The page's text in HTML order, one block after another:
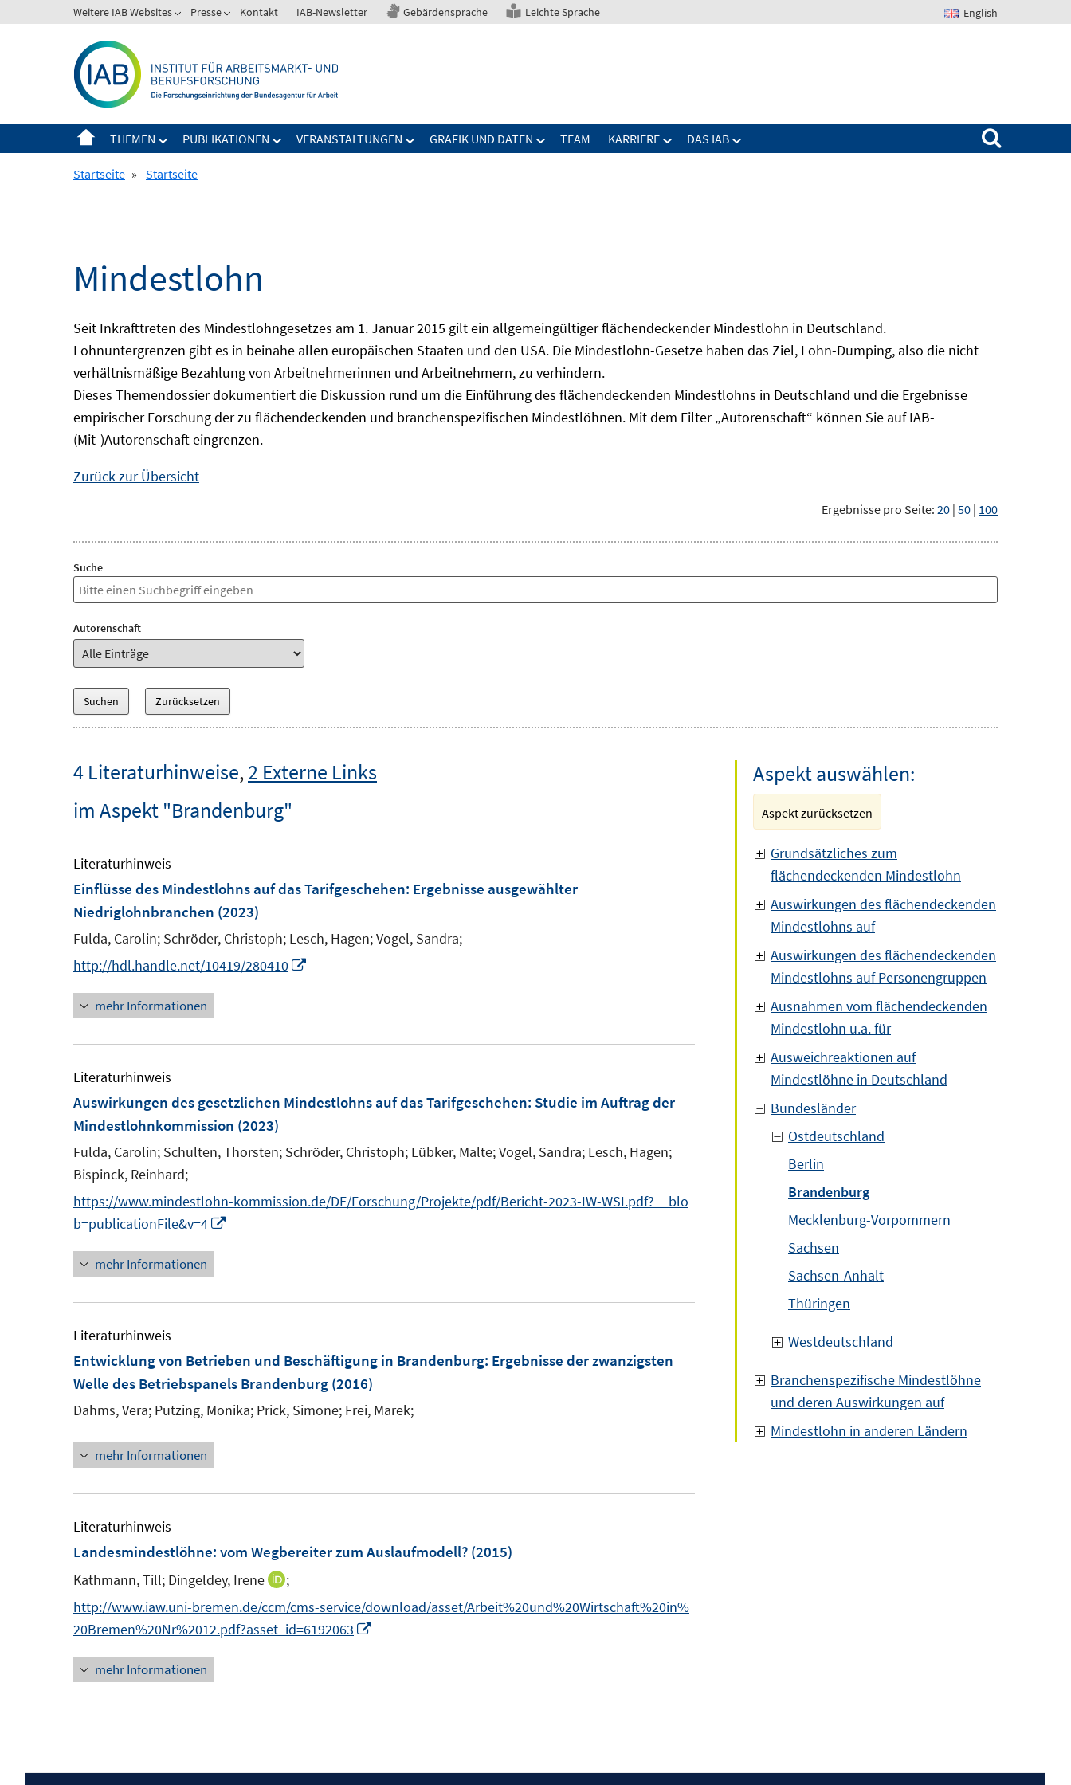
zum
Weitere IAB Websites Presse Kontakt IAB-Newsletter Gebärdensprache Leichte Sprache English
THEMEN PUBLIKATIONEN VERANSTALTUNGEN GRAFIK UND DATEN TEAM KARRIERE DAS IAB
Suchen nach:
Startseite » Startseite
Mindestlohn
Seit Inkrafttreten des Mindestlohngesetzes am 1. Januar 2015 gilt ein allgemeingültiger flächendeckender Mindestlohn in Deutschland.
Lohnuntergrenzen gibt es in beinahe allen europäischen Staaten und den USA. Die Mindestlohn-Gesetze haben das Ziel, Lohn-Dumping, also die nicht
verhältnismäßige Bezahlung von Arbeitnehmerinnen und Arbeitnehmern, zu verhindern.
Dieses Themendossier dokumentiert die Diskussion rund um die Einführung des flächendeckenden Mindestlohns in Deutschland und die Ergebnisse
empirischer Forschung der zu flächendeckenden und branchenspezifischen Mindestlöhnen. Mit dem Filter „Autorenschaft“ können Sie auf IAB-
(Mit-)Autorenschaft eingrenzen.
Zurück zur Übersicht
Ergebnisse pro Seite: 20 | 50 | 100
Suche
Autorenschaft
4 Literaturhinweise,2 Externe Links
im Aspekt "Brandenburg"
Literaturhinweis
Einflüsse des Mindestlohns auf das Tarifgeschehen: Ergebnisse ausgewählter
Niedriglohnbranchen (2023)
Fulda, Carolin; Schröder, Christoph; Lesch, Hagen;Vogel, Sandra;
http://hdl.handle.net/10419/280410
m
t
f
e
n
mehr Informationen
Literaturhinweis
Auswirkungen des gesetzlichen Mindestlohns auf das Tarifgeschehen: Studie im Auftrag der
Mindestlohnkommission (2023)
Fulda, Carolin; Schulten, Thorsten; Schröder, Christoph; Lübker, Malte;Vogel, Sandra; Lesch, Hagen;
Bispinck, Reinhard;
https://www.mindestlohn-kommission.de/DE/Forschung/Projekte/pdf/Bericht-2023-IW-WSI.pdf?__blo
b=publicationFile&v=4
m
F
e
f
f
n
e
mehr Informationen
Literaturhinweis
Entwicklung von Betrieben und Beschäftigung in Brandenburg: Ergebnisse der zwanzigsten
Welle des Betriebspanels Brandenburg (2016)
Dahms, Vera; Putzing, Monika; Prick, Simone; Frei, Marek;
mehr Informationen
Literaturhinweis
Landesmindestlöhne: vom Wegbereiter zum Auslaufmodell? (2015)
Kathmann, Till; Dingeldey, Irene
I
n
n
m
;
http://www.iaw.uni-bremen.de/ccm/cms-service/download/asset/Arbeit%20und%20Wirtschaft%20in%
20Bremen%20Nr%2012.pdf?asset_id=6192063
mehr Informationen
Aspekt auswählen:
Aspekt zurücksetzen
Grundsätzliches zum
flächendeckenden Mindestlohn
Auswirkungen des flächendeckenden
Mindestlohns auf
Auswirkungen des flächendeckenden
Mindestlohns auf Personengruppen
Ausnahmen vom flächendeckenden
Mindestlohn u.a. für
Ausweichreaktionen auf
Mindestlöhne in Deutschland
Bundesländer
Ostdeutschland
Berlin
Brandenburg
Mecklenburg-Vorpommern
Sachsen
Sachsen-Anhalt
Thüringen
Westdeutschland
Branchenspezifische Mindestlöhne
und deren Auswirkungen auf
Mindestlohn in anderen Ländern